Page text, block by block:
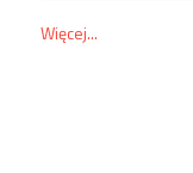
Więcej...